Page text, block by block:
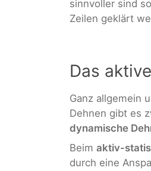
sinnvoller sind
Zeilen geklärt
Das
Ganz allgemein
Dehnen gibt es
dynamische
Beim aktiv-
durch eine